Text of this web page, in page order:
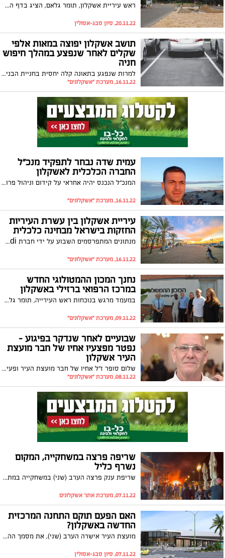
ראש עיריית אשקלון, תומר גלאם, הציג בדף הפייסבוק שלו את העבודות לשדרוג שדרות יצחק רבין, אחד מצירי התנועה המרכזיים והעמוסים ביותר בעיר. התושבים שציפו להוספת נתיב לא נותרו אדישים ומתחו ביקורת חריפה. העירייה: "העבודות מתבצעות בין היתר להגברת הבטיחות בכביש המרכזי"
20.11.22, סיון סבג-אסולין
תושב אשקלון יפוצה במאות אלפי
שקלים לאחר שנפצע במהלך חיפוש
חניה
למרות שנפגע בתאונה קלה יחסית בחניית הבניין, תושב אשקלון יקבל כ- 350 אלף שקלים לאחר שנסע לאחור בעת חיפוש חניה ונפגע מרכב שהגיע למקום במהירות
16.11.22, מערכת "אשקלונים"
עמית שדה נבחר לתפקיד מנכ"ל
החברה הכלכלית לאשקלון
המנכ"ל הנכנס יהיה אחראי על קידום וניהול פרויקטים בתחום אחריותה של החברה המשמשת כזרוע הביצועית של עיריית אשקלון: "גאה להתחיל ולקחת חלק, לצד הנהלת העירייה, במימוש ויישום הפרויקטים שיעצבו את העיר ואת עתידה"
16.11.22, מערכת "אשקלונים"
עיריית אשקלון בין עשרת העיריות
החזקות בישראל מבחינה כלכלית
מנתונים המתפרסמים השבוע על ידי חברת Coface Bdi שדירגה את היציבות הפיננסית של הרשויות המקומיות לשנת 2022, עולה כי עיריית אשקלון נמצאת בין עשרת הערים החזקות בישראל מבחינה כלכלית ופיננסית
16.11.22, מערכת "אשקלונים"
נחנך המכון ההמטולוגי החדש
במרכז הרפואי ברזילי באשקלון
במעמד מרגש בנוכחות ראש העירייה, תומר גלאם ומכובדים נוספים התקיים השבוע הטקס לחנוכת המכון החדש על שמה של סילביה רוזנר ז"ל. מנהל המרכז הרפואי פרופ' חזי לוי: "בית החולים ימשיך לספק שירות חדשני ועדכני לקהילה ולכלל התושבים אותם הוא משרת"
09.11.22, מערכת "אשקלונים"
שבועיים לאחר שנדקר בפיגוע -
נפטר מפצעיו אחיו של חבר מועצת
העיר אשקלון
שלום סופר ז"ל אחיו של חבר מועצת העיר ופעיל הציבור רמי סופר נדקר על ידי מחבל בשעה שנכנס לחנות בכפר בשומרון. הוא שוחרר מבית החולים לפני יותר משבוע אולם אמש חלה החמרה במצבו וצוותי רפואה נאלצו לקבוע את מותו
08.11.22, מערכת "אשקלונים"
שריפה פרצה במשחקייה, המקום
נשרף כליל
שריפת ענק פרצה הערב (שני) במשחקייה במתחם המרינה. למרבה המזל איש לא נפגע, המקום נשרף כליל
07.11.22, מערכת אתר אשקלונים
האם הפעם תוקם התחנה המרכזית
החדשה באשקלון?
מועצת העיר אישרה הערב (שני), את מסמך ההבנות בין העירייה למשרד התחבורה. ההסכם בין העירייה למשרד צפוי להיחתם בקרוב. האם אחרי כל השנים זה סוף סוף יקרה?
07.11.22, סיון סבג-אסולין